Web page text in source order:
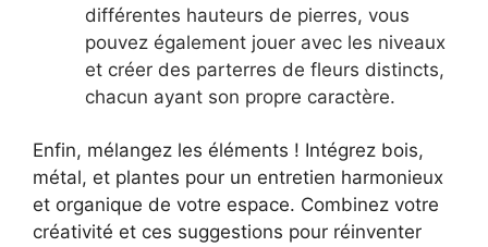
différentes hauteurs de pierres, vous
pouvez également jouer avec les niveaux
et créer des parterres de fleurs distincts,
chacun ayant son propre caractère.
Enfin, mélangez les éléments ! Intégrez bois,
métal, et plantes pour un entretien harmonieux
et organique de votre espace. Combinez votre
créativité et ces suggestions pour réinventer